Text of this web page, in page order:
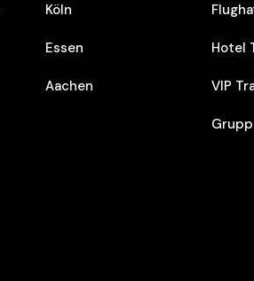
Köln
Essen
Aachen
Hotel
VIP